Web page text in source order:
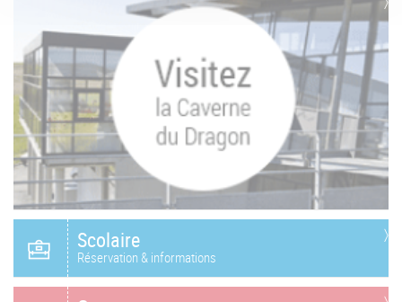
Scolaire
Réservation & informations